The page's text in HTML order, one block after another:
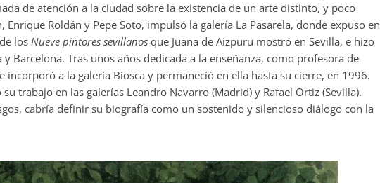
de atención a la ciudad sobre la existencia de un arte distinto, y poco
Enrique Roldán y Pepe Soto, impulsó la galería La Pasarela, donde expuso en
los Nueve pintores sevillanos que Juana de Aizpuru mostró en Sevilla, e hizo
Barcelona. Tras unos años dedicada a la enseñanza, como profesora de
incorporó a la galería Biosca y permaneció en ella hasta su cierre, en 1996.
trabajo en las galerías Leandro Navarro (Madrid) y Rafael Ortiz (Sevilla).
cabría definir su biografía como un sostenido y silencioso diálogo con la